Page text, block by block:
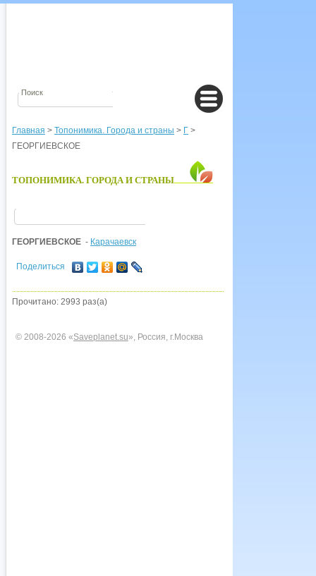
Главная > Топонимика. Города и страны > Г >
ГЕОРГИЕВСКОЕ
ТОПОНИМИКА. ГОРОДА И СТРАНЫ
ГЕОРГИЕВСКОЕ - Карачаевск
Поделиться
Прочитано: 2993 раз(а)
© 2008-2026 «Saveplanet.su», Россия, г.Москва